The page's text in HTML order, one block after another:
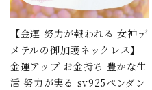
【金運 努力が報われる 女神デ
メテルの御加護ネックレス】
金運アップ お金持ち 豊かな生
活 努力が実る sv925ペンダン